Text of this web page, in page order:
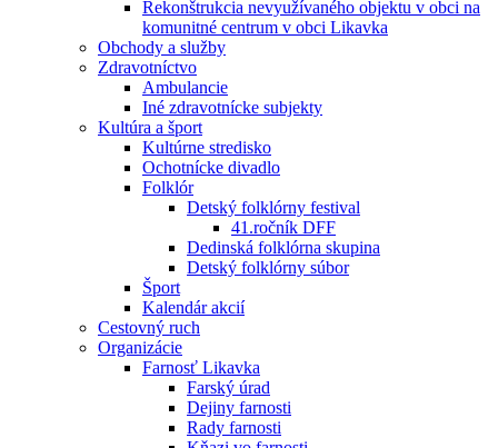
Rekonštrukcia nevyužívaného objektu v obci na
komunitné centrum v obci Likavka
Obchody a služby
Zdravotníctvo
Ambulancie
Iné zdravotnícke subjekty
Kultúra a šport
Kultúrne stredisko
Ochotnícke divadlo
Folklór
Detský folklórny festival
41.ročník DFF
Dedinská folklórna skupina
Detský folklórny súbor
Šport
Kalendár akcií
Cestovný ruch
Organizácie
Farnosť Likavka
Farský úrad
Dejiny farnosti
Rady farnosti